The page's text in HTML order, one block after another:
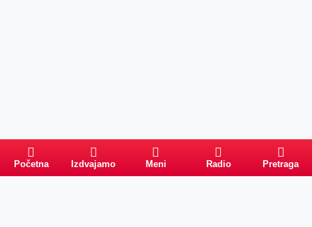
Početna Izdvajamo Meni Radio Pretraga